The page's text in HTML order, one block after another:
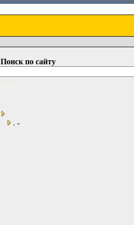
Поиск по сайту
. -